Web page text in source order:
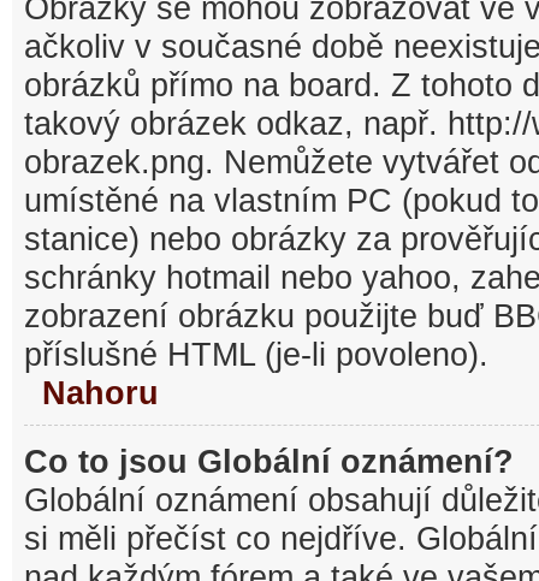
ačkoliv v současné době
obrázků přímo na board. Z tohoto
takový obrázek odkaz, např.
obrazek.png. Nemůžete vytvářet
umístěné na vlastním PC (pokud
stanice) nebo obrázky za
schránky hotmail nebo yahoo,
zobrazení obrázku použijte buď
příslušné HTML (je-li povoleno).
Nahoru
Co to jsou Globální oznámení?
Globální oznámení obsahují
si měli přečíst co nejdříve.